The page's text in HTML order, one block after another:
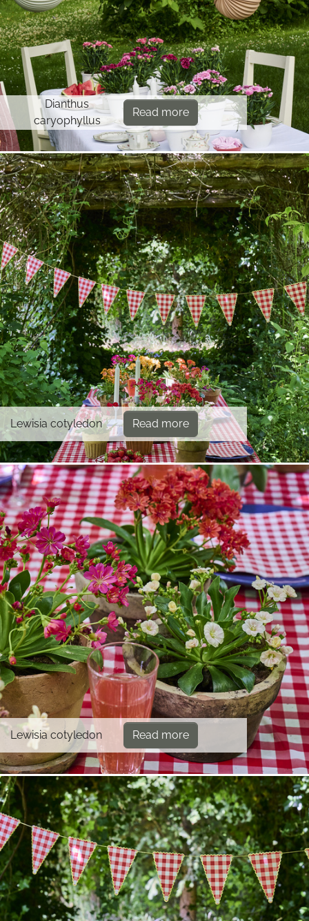
Dianthus
caryophyllus
Read more
Lewisia cotyledon Read more
Lewisia cotyledon Read more